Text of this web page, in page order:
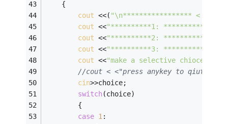
	{
cout <<( "\n***************** < <考勤
cout <<"**********1:
cout <<"**********2: ****************
cout <<"**********3: **************情
cout <<"make a selective chioce 1
//cout < <"press anykey to qiut" <
cin>>choice;
switch(choice)
		{
case 1: